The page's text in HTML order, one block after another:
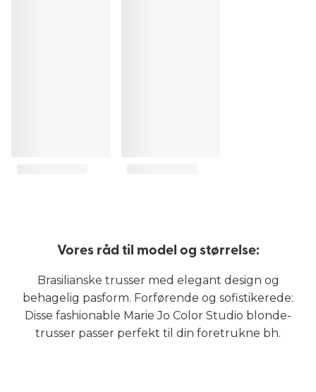
Vores råd til model og størrelse:
Brasilianske trusser med elegant design og
behagelig pasform. Forførende og sofistikerede:
Disse fashionable Marie Jo Color Studio blonde-
trusser passer perfekt til din foretrukne bh.